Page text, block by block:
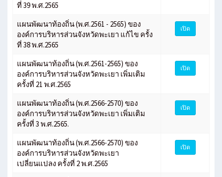
ที่ 39 พ.ศ.2565
แผนพัฒนาท้องถิ่น (พ.ศ.2561 - 2565) ของ
องค์การบริหารส่วนจังหวัดพะเยา แก้ไข ครั้ง
ที่ 38 พ.ศ.2565
เปิด
แผนพัฒนาท้องถิ่น (พ.ศ.2561-2565) ของ
องค์การบริหารส่วนจังหวัดพะเยา เพิ่มเติม
ครั้งที่ 21 พ.ศ.2565
เปิด
แผนพัฒนาท้องถิ่น (พ.ศ.2566-2570) ของ
องค์การบริหารส่วนจังหวัดพะเยา เพิ่มเติม
ครั้งที่ 3 พ.ศ.2565.
เปิด
แผนพัฒนาท้องถิ่น (พ.ศ.2566-2570) ของ
องค์การบริหารส่วนจังหวัดพะเยา
เปลี่ยนแปลง ครั้งที่ 2 พ.ศ.2565
เปิด